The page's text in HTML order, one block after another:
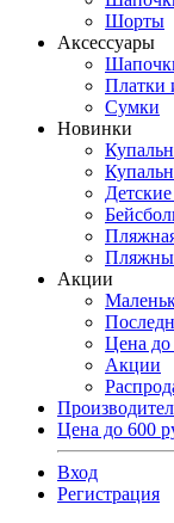
Шорты
Аксессуары
Платки
Сумки
Новинки
Акции
Цена до
Акции
Цена до 600
Вход
Регистрация